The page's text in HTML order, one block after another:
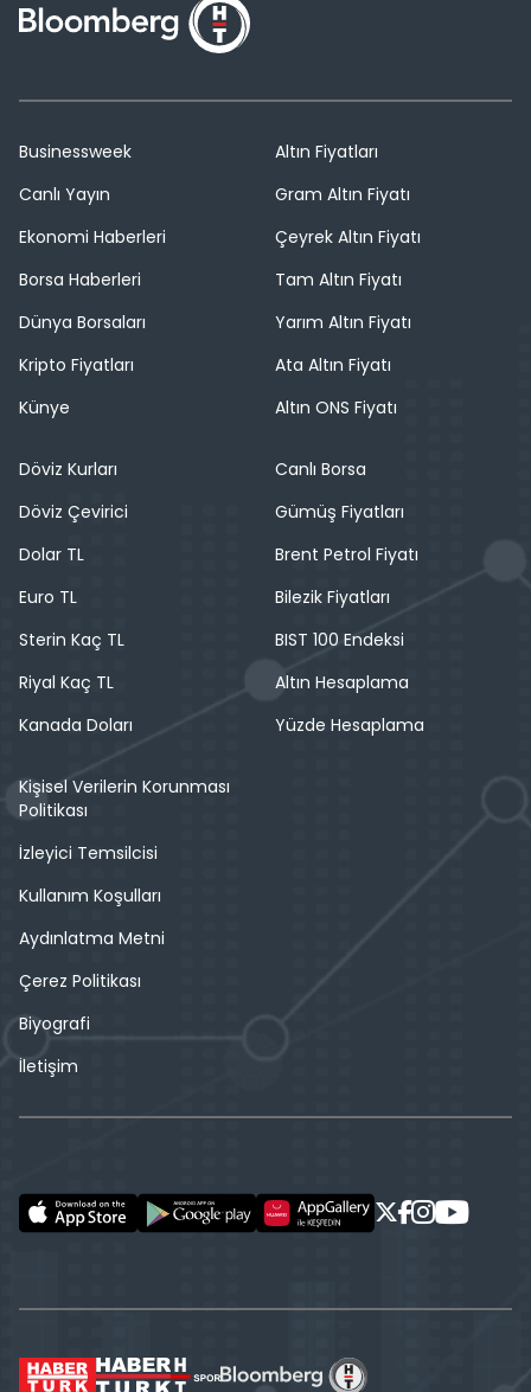
Businessweek
Canlı Yayın
Ekonomi Haberleri
Borsa Haberleri
Dünya Borsaları
Kripto Fiyatları
Künye
Altın Fiyatları
Gram Altın Fiyatı
Çeyrek Altın Fiyatı
Tam Altın Fiyatı
Yarım Altın Fiyatı
Ata Altın Fiyatı
Altın ONS Fiyatı
Döviz Kurları
Döviz Çevirici
Dolar TL
Euro TL
Sterin Kaç TL
Riyal Kaç TL
Kanada Doları
Canlı Borsa
Gümüş Fiyatları
Brent Petrol Fiyatı
Bilezik Fiyatları
BIST 100 Endeksi
Altın Hesaplama
Yüzde Hesaplama
Kişisel Verilerin Korunması
Politikası
İzleyici Temsilcisi
Kullanım Koşulları
Aydınlatma Metni
Çerez Politikası
Biyografi
İletişim